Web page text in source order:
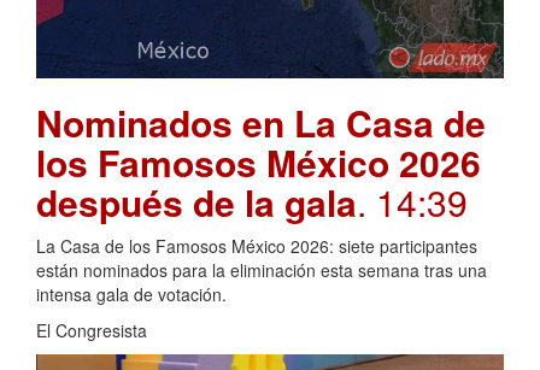
Nominados en La Casa de
los Famosos México 2026
después de la gala. 14:39
La Casa de los Famosos México 2026: siete participantes
están nominados para la eliminación esta semana tras una
intensa gala de votación.
El Congresista